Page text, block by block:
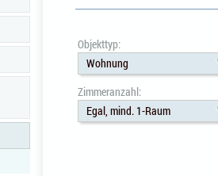
Objekttyp:
Wohnung
Zimmeranzahl:
Egal, mind. 1-Raum